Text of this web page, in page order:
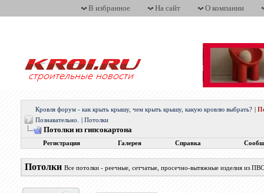
В избранное На сайт О компании
Кровля форум - как крыть крышу, чем крыть крышу, какую кровлю выбрать?
Познавательно.
Потолки
Потолки из гипсокартона
Регистрация Галерея Справка
Потолки Все потолки - реечные, сетчатые, просечно-вытяжные изделия из